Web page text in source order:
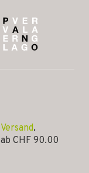
Versand.
CHF 90.00